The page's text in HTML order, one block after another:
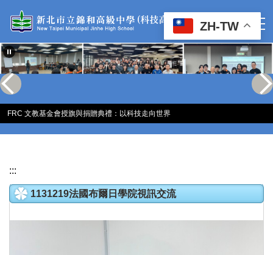
到
要
內
容
區
FRC 文教基金會授旗與捐贈典禮：以科技走向世界
ZH-TW
:::
1131219法國布爾日學院視訊交流